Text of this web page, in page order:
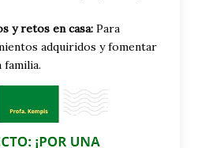
y retos en casa: Para
adquiridos y fomentar
familia.